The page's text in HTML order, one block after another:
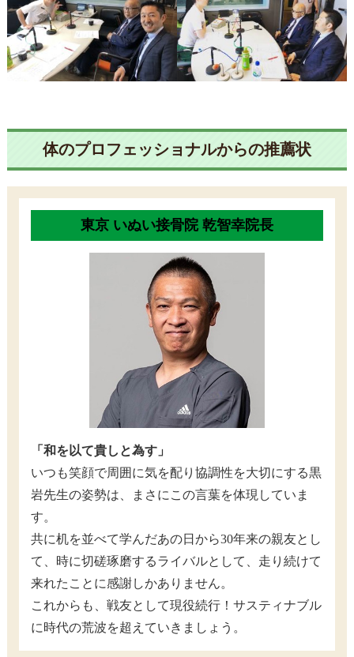
体のプロフェッショナルからの推薦状
東京 いぬい接骨院 乾智幸院長
「和を以て貴しと為す」
いつも笑顔で周囲に気を配り協調性を大切にする黒
岩先生の姿勢は、まさにこの言葉を体現していま
す。
共に机を並べて学んだあの日から30年来の親友とし
て、時に切磋琢磨するライバルとして、走り続けて
来れたことに感謝しかありません。
これからも、戦友として現役続行！サスティナブル
に時代の荒波を超えていきましょう。